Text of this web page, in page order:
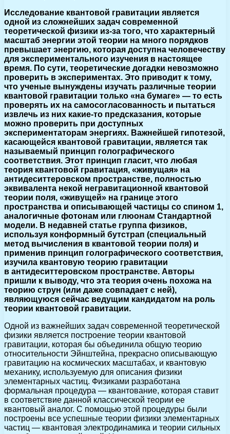
Исследование квантовой гравитации является
одной из сложнейших задач современной
теоретической физики из-за того, что характерный
масштаб энергии этой теории на много порядков
превышает энергию, которая доступна человечеству
для экспериментального изучения в настоящее
время. По сути, теоретические догадки невозможно
проверить в экспериментах. Это приводит к тому,
что ученые вынуждены изучать различные теории
квантовой гравитации только «на бумаге» — то есть
проверять их на самосогласованность и пытаться
извлечь из них какие-то предсказания, которые
можно проверить при доступных
экспериментаторам энергиях. Важнейшей гипотезой,
касающейся квантовой гравитации, является так
называемый принцип голографического
соответствия. Этот принцип гласит, что любая
теория квантовой гравитация, «живущая» на
антидеситтеровском пространстве, полностью
эквивалента некой негравитационной квантовой
теории поля, «живущей» на границе этого
пространства и описывающей частицы со спином 1,
аналогичные фотонам или глюонам Стандартной
модели. В недавней статье группа физиков,
используя конформный бутстрап (специальный
метод вычисления в квантовой теории поля) и
применив принцип голографического соответствия,
изучила квантовую теорию гравитации
в антидеситтеровском пространстве. Авторы
пришли к выводу, что эта теория очень похожа на
теорию струн (или даже совпадает с ней),
являющуюся сейчас ведущим кандидатом на роль
теории квантовой гравитации.
Одной из важнейших задач современной теоретической
физики является построение теории квантовой
гравитации, которая бы объединила общую теорию
относительности Эйнштейна, прекрасно описывающую
гравитацию на космических масштабах, и квантовую
механику, используемую для описания физики
элементарных частиц. Физиками разработана
формальная процедура — квантование, которая ставит
в соответствие данной классической теории ее
квантовый аналог. С помощью этой процедуры были
построены все успешные теории физики элементарных
частиц — квантовая электродинамика и теории сильных